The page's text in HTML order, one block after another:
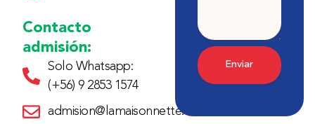
Contacto
admisión:
Solo Whatsapp:
(+56) 9 2853 1574
admision@lamaisonnette.cl
Enviar